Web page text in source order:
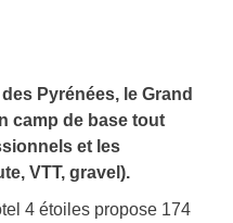
Pyrénées, le Grand
camp de base tout
et les
VTT, gravel).
4 étoiles propose 174